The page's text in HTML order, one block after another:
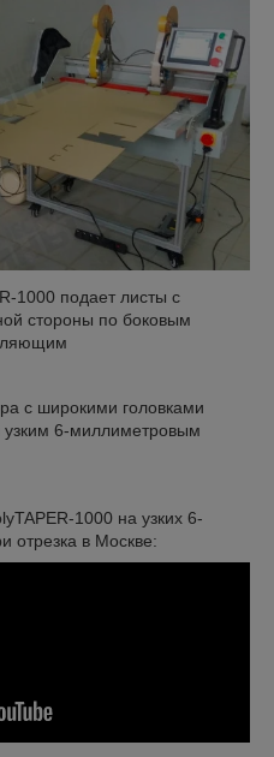
1000 подает листы с
стороны по боковым
с широкими головками
узким 6-миллиметровым
1000 на узких 6-
отрезка в Москве: